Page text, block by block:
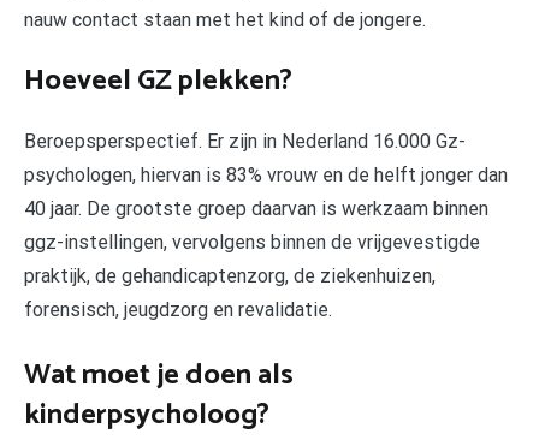
nauw contact staan met het kind of de jongere.
Hoeveel GZ plekken?
Beroepsperspectief. Er zijn in Nederland 16.000 Gz-
psychologen, hiervan is 83% vrouw en de helft jonger dan
40 jaar. De grootste groep daarvan is werkzaam binnen
ggz-instellingen, vervolgens binnen de vrijgevestigde
praktijk, de gehandicaptenzorg, de ziekenhuizen,
forensisch, jeugdzorg en revalidatie.
Wat moet je doen als
kinderpsycholoog?